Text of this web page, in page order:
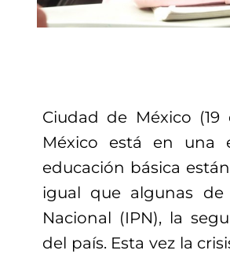
Ciudad de México
México está en una
educación básica
igual que algunas de
Nacional (IPN), la
del país. Esta vez la